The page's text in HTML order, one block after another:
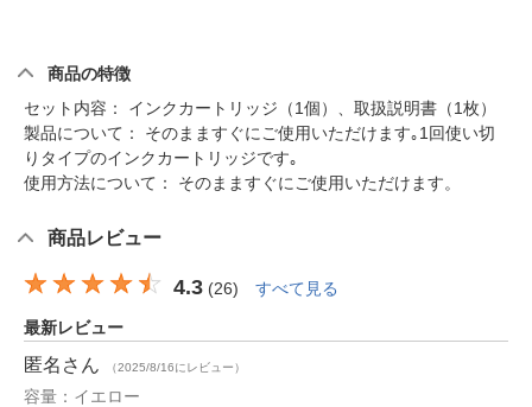
商品の特徴
セット内容： インクカートリッジ（1個）、取扱説明書（1枚）
製品について： そのまますぐにご使用いただけます｡1回使い切
りタイプのインクカートリッジです｡
使用方法について： そのまますぐにご使用いただけます。
商品レビュー
4.3 (26) すべて見る
最新レビュー
匿名 さん （2025/8/16にレビュー）
容量：イエロー